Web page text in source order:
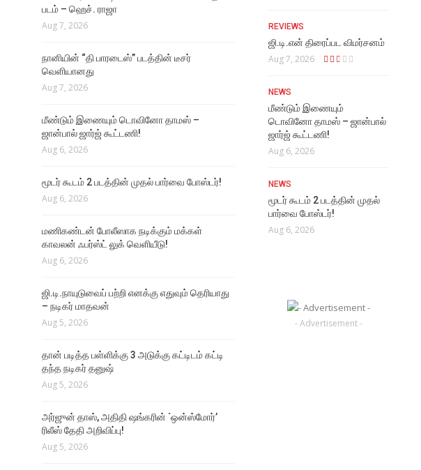
படம் – ஹெச். ராஜா
Aug 7, 2026
நானியின் “தி பாரடைஸ்” படத்தின் டீசர்
வெளியானது
Aug 7, 2026
மீண்டும் இணையும் டொவினோ தாமஸ் –
ஜான்பால் ஜார்ஜ் கூட்டணி!
Aug 6, 2026
மூடர் கூடம் 2 படத்தின் முதல் பார்வை போஸ்டர்!
Aug 6, 2026
மணிகண்டன் போலீஸாக நடிக்கும் மக்கள்
காவலன் ஃபர்ஸ்ட் லுக் வெளியீடு!
Aug 6, 2026
ஜி.டி.நாயுடுவைப் பற்றி எனக்கு எதுவும் தெரியாது
– நடிகர் மாதவன்
Aug 5, 2026
தான் படித்த பள்ளிக்கு 3 அடுக்கு கட்டிடம் கட்டி
தந்த நடிகர் தனுஷ்
Aug 5, 2026
அர்ஜுன் தாஸ், அதிதி ஷங்கரின் `ஒன்ஸ்மோர்’
ரிலீஸ் தேதி அறிவிப்பு!
Aug 5, 2026
REVIEWS
ஜி.டி.என் திரைப்பட விமர்சனம்
Aug 7, 2026
NEWS
மீண்டும் இணையும்
டொவினோ தாமஸ் – ஜான்பால்
ஜார்ஜ் கூட்டணி!
Aug 6, 2026
NEWS
மூடர் கூடம் 2 படத்தின் முதல்
பார்வை போஸ்டர்!
Aug 6, 2026
- Advertisement -